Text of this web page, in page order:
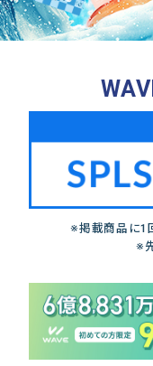
※掲載商品に1
※